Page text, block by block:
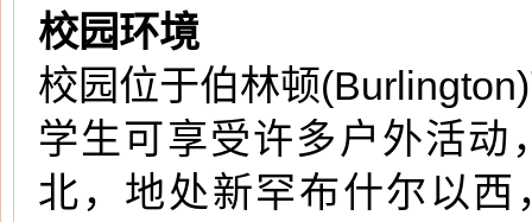
校园环境
校园位于伯林顿
学生可享受许多户外活
北，地处新罕布什尔以